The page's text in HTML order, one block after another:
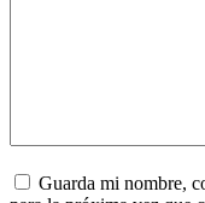
Guarda mi nombre,